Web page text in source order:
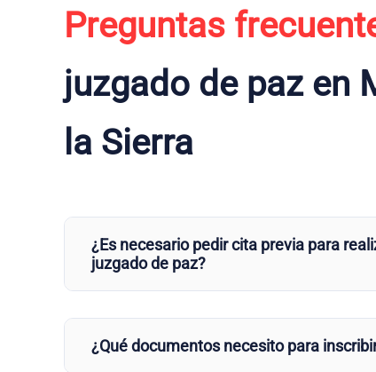
Preguntas
juzgado de paz en
la Sierra
¿Es necesario pedir cita previa para
juzgado de paz?
¿Qué documentos necesito para